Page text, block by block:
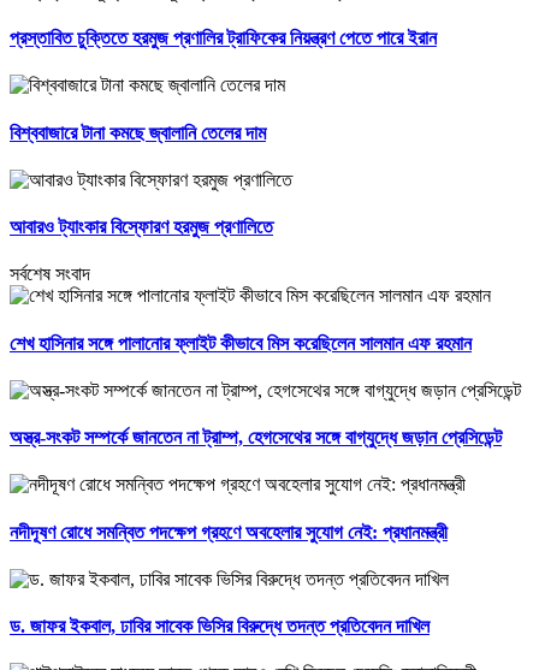
প্রস্তাবিত চুক্তিতে হরমুজ প্রণালির ট্রাফিকের নিয়ন্ত্রণ পেতে পারে ইরান
বিশ্ববাজারে টানা কমছে জ্বালানি তেলের দাম
আবারও ট্যাংকার বিস্ফোরণ হরমুজ প্রণালিতে
সর্বশেষ সংবাদ
শেখ হাসিনার সঙ্গে পালানোর ফ্লাইট কীভাবে মিস করেছিলেন সালমান এফ রহমান
অস্ত্র-সংকট সম্পর্কে জানতেন না ট্রাম্প, হেগসেথের সঙ্গে বাগ্‌যুদ্ধে জড়ান প্রেসিডেন্ট
নদীদূষণ রোধে সমন্বিত পদক্ষেপ গ্রহণে অবহেলার সুযোগ নেই: প্রধানমন্ত্রী
ড. জাফর ইকবাল, ঢাবির সাবেক ভিসির বিরুদ্ধে তদন্ত প্রতিবেদন দাখিল